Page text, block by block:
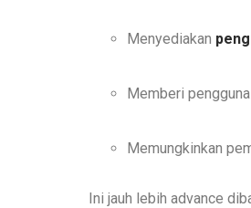
Menyediakan
Memberi
Memungkinkan
Ini jauh lebih advance